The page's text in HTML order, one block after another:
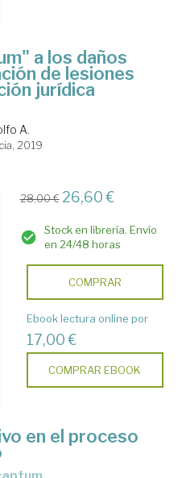
a los daños
de lesiones
jurídica
A.
2019
28,00 € 26,60 €
Stock en librería. Envío
en 24/48 horas
COMPRAR
Ebook lectura online por
17,00 €
COMPRAR EBOOK
en el proceso